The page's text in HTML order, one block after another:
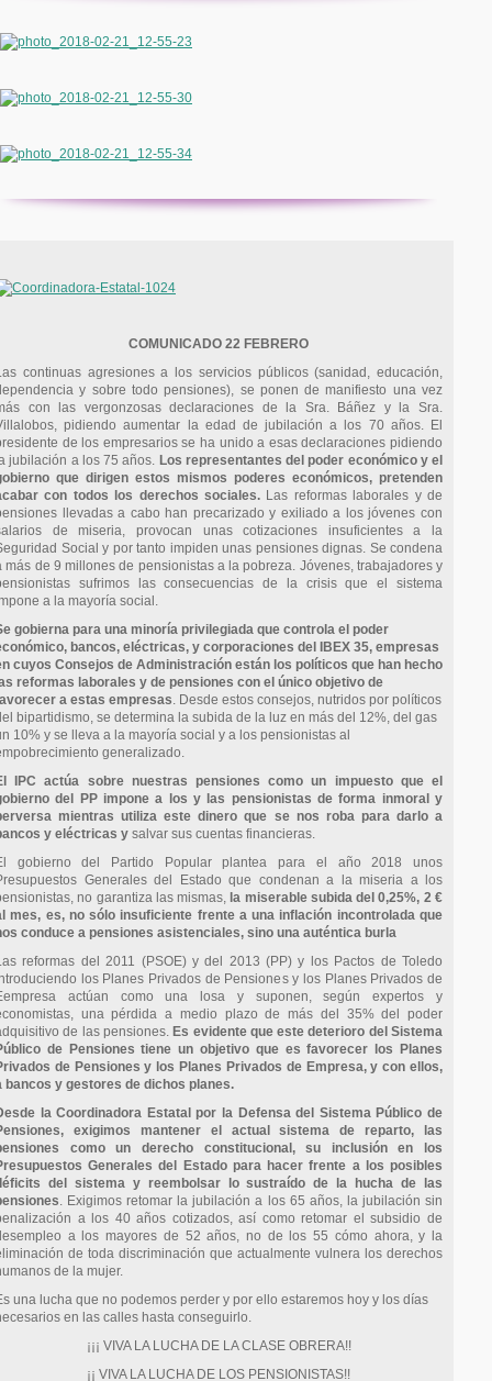
COMUNICADO 22 FEBRERO
continuas agresiones a los servicios públicos (sanidad, educación,
y sobre todo pensiones), se ponen de manifiesto una vez
con las vergonzosas declaraciones de la Sra. Báñez y la Sra.
pidiendo aumentar la edad de jubilación a los 70 años. El
de los empresarios se ha unido a esas declaraciones pidiendo
jubilación a los 75 años. Los representantes del poder económico y el
que dirigen estos mismos poderes económicos, pretenden
con todos los derechos sociales. Las reformas laborales y de
llevadas a cabo han precarizado y exiliado a los jóvenes con
de miseria, provocan unas cotizaciones insuficientes a la
Social y por tanto impiden unas pensiones dignas. Se condena
más de 9 millones de pensionistas a la pobreza. Jóvenes, trabajadores y
sufrimos las consecuencias de la crisis que el sistema
a la mayoría social.
gobierna para una minoría privilegiada que controla el poder
bancos, eléctricas, y corporaciones del IBEX 35, empresas
cuyos Consejos de Administración están los políticos que han hecho
reformas laborales y de pensiones con el único objetivo de
a estas empresas. Desde estos consejos, nutridos por políticos
bipartidismo, se determina la subida de la luz en más del 12%, del gas
10% y se lleva a la mayoría social y a los pensionistas al
generalizado.
IPC actúa sobre nuestras pensiones como un impuesto que el
del PP impone a los y las pensionistas de forma inmoral y
mientras utiliza este dinero que se nos roba para darlo a
y eléctricas y salvar sus cuentas financieras.
gobierno del Partido Popular plantea para el año 2018 unos
Generales del Estado que condenan a la miseria a los
no garantiza las mismas, la miserable subida del 0,25%, 2 €
mes, es, no sólo insuficiente frente a una inflación incontrolada que
conduce a pensiones asistenciales, sino una auténtica burla
reformas del 2011 (PSOE) y del 2013 (PP) y los Pactos de Toledo
los Planes Privados de Pensiones y los Planes Privados de
actúan como una losa y suponen, según expertos y
una pérdida a medio plazo de más del 35% del poder
de las pensiones. Es evidente que este deterioro del Sistema
de Pensiones tiene un objetivo que es favorecer los Planes
de Pensiones y los Planes Privados de Empresa, y con ellos,
bancos y gestores de dichos planes.
la Coordinadora Estatal por la Defensa del Sistema Público de
exigimos mantener el actual sistema de reparto, las
como un derecho constitucional, su inclusión en los
Generales del Estado para hacer frente a los posibles
del sistema y reembolsar lo sustraído de la hucha de las
. Exigimos retomar la jubilación a los 65 años, la jubilación sin
a los 40 años cotizados, así como retomar el subsidio de
a los mayores de 52 años, no de los 55 cómo ahora, y la
de toda discriminación que actualmente vulnera los derechos
de la mujer.
una lucha que no podemos perder y por ello estaremos hoy y los días
en las calles hasta conseguirlo.
¡¡¡ VIVA LA LUCHA DE LA CLASE OBRERA!!
¡¡ VIVA LA LUCHA DE LOS PENSIONISTAS!!